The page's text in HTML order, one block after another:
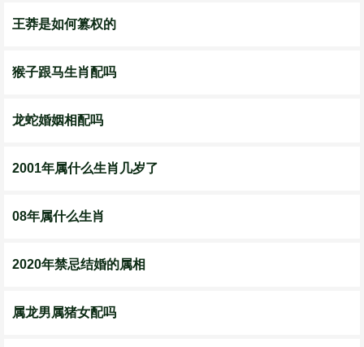
王莽是如何篡权的
猴子跟马生肖配吗
龙蛇婚姻相配吗
2001年属什么生肖几岁了
08年属什么生肖
2020年禁忌结婚的属相
属龙男属猪女配吗